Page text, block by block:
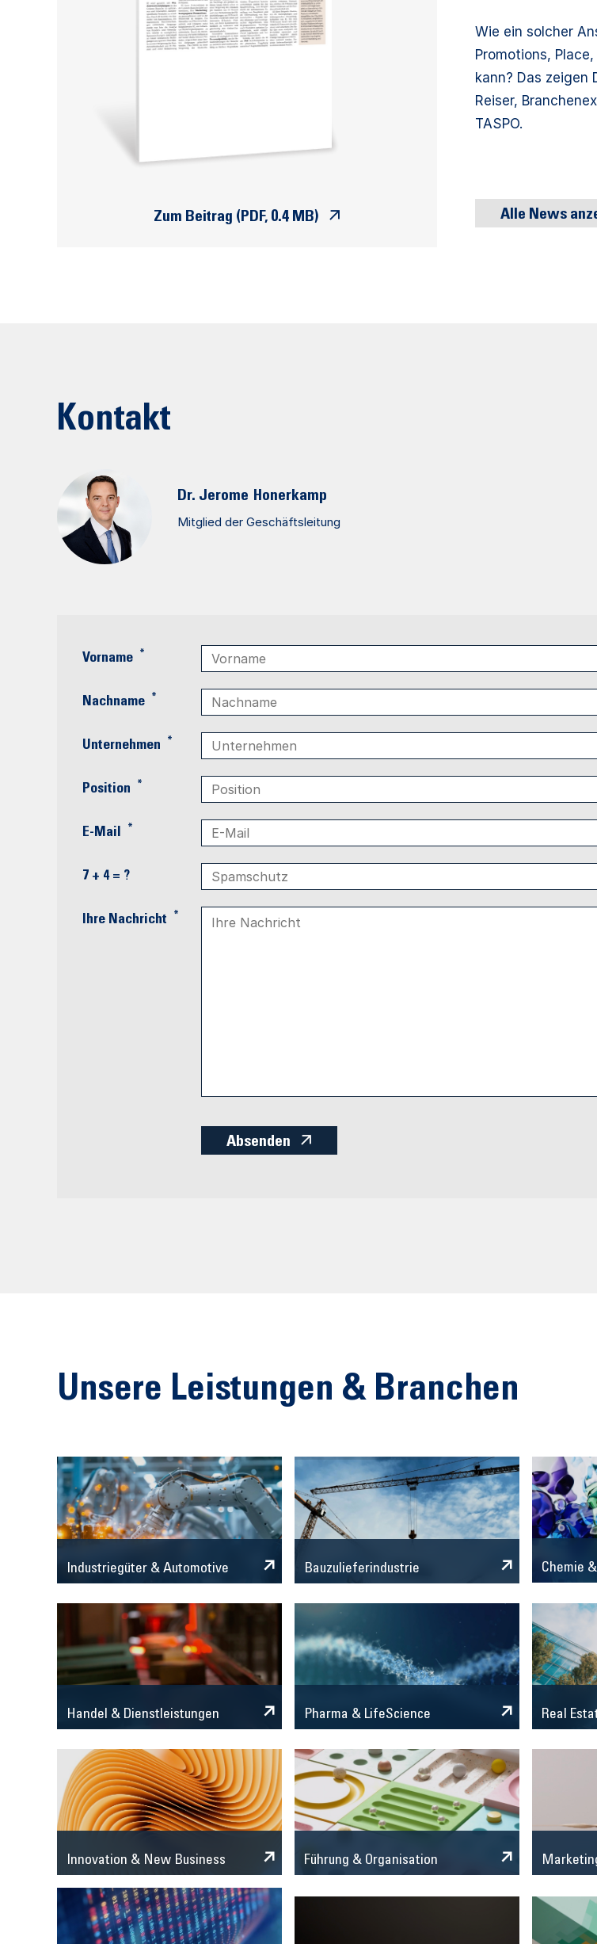
Zum Beitrag (PDF, 0.4 MB)
Wie ein solcher
Promotions,
kann? Das zeigen
Reiser,
TASPO.
Alle News
Kontakt
Dr. Jerome Honerkamp
Mitglied der Geschäftsleitung
Vorname *
Nachname *
Unternehmen *
Position *
E-Mail *
7 + 4 = ?
Ihre Nachricht *
Absenden
Unsere Leistungen & Branchen
Industriegüter & Automotive Bauzulieferindustrie Chemie
Handel & Dienstleistungen Pharma & LifeScience Real
Innovation & New Business Führung & Organisation